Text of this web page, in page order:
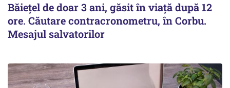
Băiețel de doar 3 ani, găsit în viață după 12
ore. Căutare contracronometru, în Corbu.
Mesajul salvatorilor